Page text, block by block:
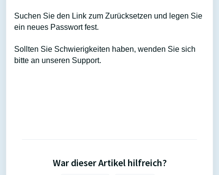
Suchen Sie den Link zum Zurücksetzen und legen Sie
ein neues Passwort fest.
Sollten Sie Schwierigkeiten haben, wenden Sie sich
bitte an unseren Support.
War dieser Artikel hilfreich?